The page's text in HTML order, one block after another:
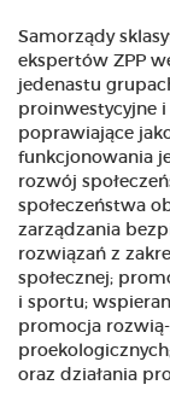
Samorządy
ekspertów ZPP
jedenastu
proinwestycyjne
poprawiające
funkcjonowania
rozwój
społeczeństwa
zarządzania
rozwiązań z
społecznej;
i sportu;
promocja
oraz działania